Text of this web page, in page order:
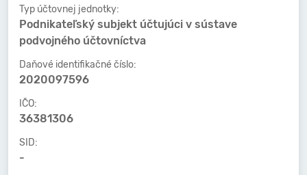
Typ účtovnej jednotky:
Podnikateľský subjekt účtujúci v sústave
podvojného účtovníctva
Daňové identifikačné číslo:
2020097596
IČO:
36381306
SID:
-